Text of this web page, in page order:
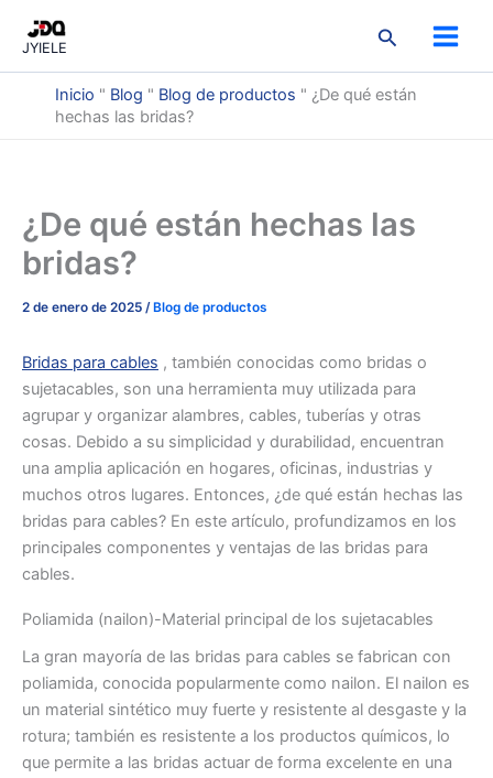
JYIELE
搜
Inicio " Blog " Blog de productos " ¿De qué están
hechas las bridas?
¿De qué están hechas las
bridas?
2 de enero de 2025 /Blog de productos
Bridas para cables , también conocidas como bridas o
sujetacables, son una herramienta muy utilizada para
agrupar y organizar alambres, cables, tuberías y otras
cosas. Debido a su simplicidad y durabilidad, encuentran
una amplia aplicación en hogares, oficinas, industrias y
muchos otros lugares. Entonces, ¿de qué están hechas las
bridas para cables? En este artículo, profundizamos en los
principales componentes y ventajas de las bridas para
cables.
Poliamida (nailon)-Material principal de los sujetacables
La gran mayoría de las bridas para cables se fabrican con
poliamida, conocida popularmente como nailon. El nailon es
un material sintético muy fuerte y resistente al desgaste y la
rotura; también es resistente a los productos químicos, lo
que permite a las bridas actuar de forma excelente en una
producto
productos